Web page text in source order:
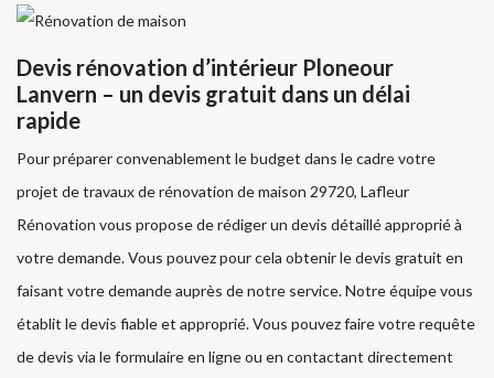
Devis rénovation d’intérieur Ploneour
Lanvern – un devis gratuit dans un délai
rapide
Pour préparer convenablement le budget dans le cadre votre
projet de travaux de rénovation de maison 29720, Lafleur
Rénovation vous propose de rédiger un devis détaillé approprié à
votre demande. Vous pouvez pour cela obtenir le devis gratuit en
faisant votre demande auprès de notre service. Notre équipe vous
établit le devis fiable et approprié. Vous pouvez faire votre requête
de devis via le formulaire en ligne ou en contactant directement